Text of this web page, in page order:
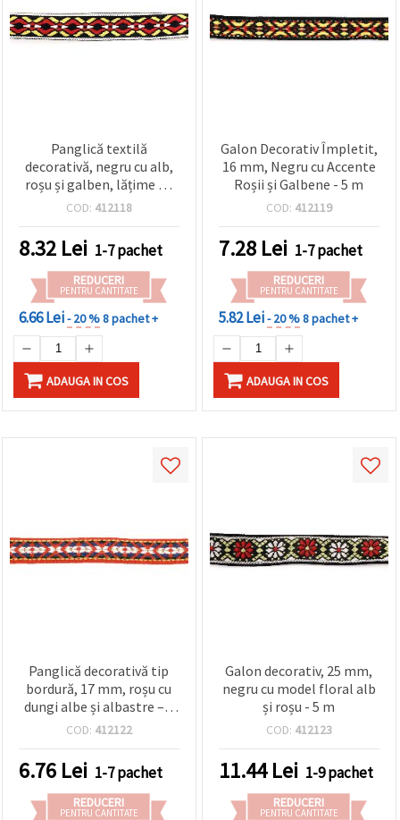
Panglică textilă
decorativă, negru cu alb,
roșu și galben, lățime 20
mm, 5 m
COD: 412118
8.32 Lei 1-7 pachet
REDUCERI
PENTRU CANTITATE
6.66 Lei- 20 %8 pachet +
ADAUGA IN COS
Galon Decorativ Împletit,
16 mm, Negru cu Accente
Roșii și Galbene - 5 m
COD: 412119
7.28 Lei 1-7 pachet
REDUCERI
PENTRU CANTITATE
5.82 Lei- 20 %8 pachet +
ADAUGA IN COS
Panglică decorativă tip
bordură, 17 mm, roșu cu
dungi albe și albastre – 5
metri
COD: 412122
6.76 Lei 1-7 pachet
REDUCERI
PENTRU CANTITATE
Galon decorativ, 25 mm,
negru cu model floral alb
și roșu - 5 m
COD: 412123
11.44Lei 1-9 pachet
REDUCERI
PENTRU CANTITATE